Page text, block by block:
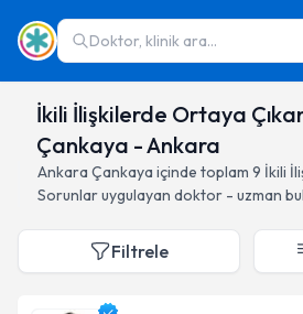
Doktor, klinik ara...
İkili İlişkilerde Ortaya
Çankaya - Ankara
Ankara Çankaya içinde toplam 9 İkili
Sorunlaruygulayan doktor - uzman
Filtrele